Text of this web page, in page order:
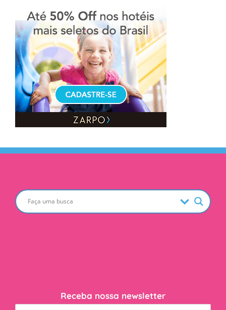
Receba nossa newsletter